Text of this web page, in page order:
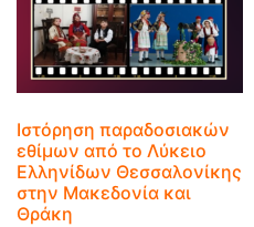
Ιστόρηση παραδοσιακών
εθίμων από το Λύκειο
Ελληνίδων Θεσσαλονίκης
στην Μακεδονία και
Θράκη